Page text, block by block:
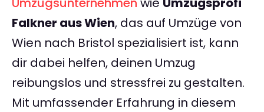
Falkner aus Wien, das auf Umzüge von
Wien nach Bristol spezialisiert ist, kann
dir dabei helfen, deinen Umzug
reibungslos und stressfrei zu gestalten.
Mit umfassender Erfahrung in diesem